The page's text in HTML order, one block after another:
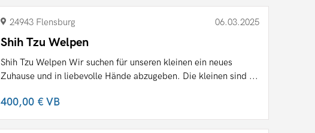
24943 Flensburg 06.03.2025
Shih Tzu Welpen
Shih Tzu Welpen Wir suchen für unseren kleinen ein neues
Zuhause und in liebevolle Hände abzugeben. Die kleinen sind ...
400,00 €VB